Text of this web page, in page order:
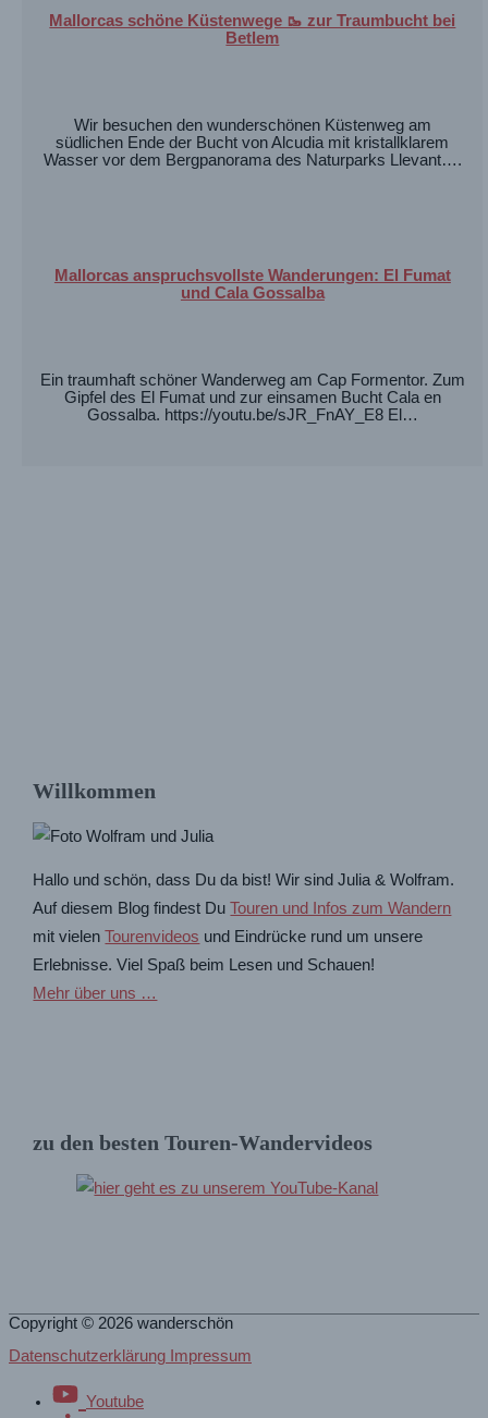
Willkommen
Hallo und schön, dass Du da bist! Wir sind Julia & Wolfram.
Auf diesem Blog findest DuTouren und Infos zum Wandern
mit vielenTourenvideos und Eindrücke rund um unsere
Erlebnisse. Viel Spaß beim Lesen und Schauen!
Mehr über uns …
zu den besten Touren-Wandervideos
Mallorcas schöne Küstenwege 🥾 zur Traumbucht bei
Betlem
Wir besuchen den wunderschönen Küstenweg am
südlichen Ende der Bucht von Alcudia mit kristallklarem
Wasser vor dem Bergpanorama des Naturparks Llevant….
Mallorcas anspruchsvollste Wanderungen: El Fumat
und Cala Gossalba
Ein traumhaft schöner Wanderweg am Cap Formentor. Zum
Gipfel des El Fumat und zur einsamen Bucht Cala en
Gossalba. https://youtu.be/sJR_FnAY_E8 El…
Copyright © 2026 wanderschön
Datenschutzerklärung Impressum
Youtube